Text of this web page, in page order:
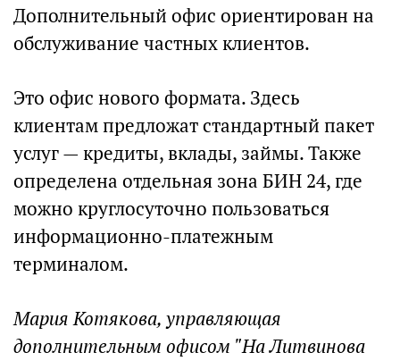
Дополнительный офис ориентирован на
обслуживание частных клиентов.
Это офис нового формата. Здесь
клиентам предложат стандартный пакет
услуг — кредиты, вклады, займы. Также
определена отдельная зона БИН 24, где
можно круглосуточно пользоваться
информационно-платежным
терминалом.
Мария Котякова, управляющая
дополнительным офисом "На Литвинова